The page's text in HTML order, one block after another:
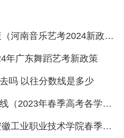
舍建筑总面积34万平方
材料检测实训中心等应用
训中心等7个校内实验实
、高速铁路客运乘务等39
广东艺考2024新政策（河南音乐艺考2024新政策）
年广东舞蹈艺考新政策
吗 以往分数线是多少
天津一商春考班分数线（2023年春季高考各学校录取分数线）
2023春考分数线（安徽工业职业技术学院春季高考录取分数线）